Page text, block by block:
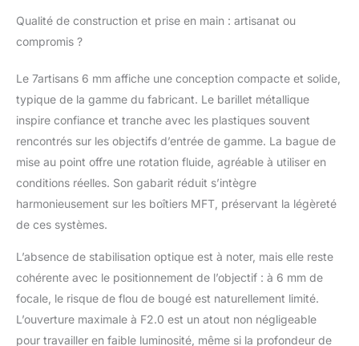
d'un grand angle et
nettes et lumineuses, et
renforce l'effet
rend idéal pour la
photographie de nuit.
【Mise au point ultra-
rapprochée à 0,1 m】
Avec une distance de
mise au point minimale
F2.0 permet de réaliser
facilement des gros
plans saisissants et
conservant la distorsion
Qualité de construction et prise en main : artisanat ou
compromis ?
Le 7artisans 6 mm affiche une conception compacte et solide,
typique de la gamme du fabricant. Le barillet métallique
inspire confiance et tranche avec les plastiques souvent
rencontrés sur les objectifs d’entrée de gamme. La bague de
mise au point offre une rotation fluide, agréable à utiliser en
conditions réelles. Son gabarit réduit s’intègre
harmonieusement sur les boîtiers MFT, préservant la légèreté
de ces systèmes.
L’absence de stabilisation optique est à noter, mais elle reste
cohérente avec le positionnement de l’objectif : à 6 mm de
focale, le risque de flou de bougé est naturellement limité.
L’ouverture maximale à F2.0 est un atout non négligeable
pour travailler en faible luminosité, même si la profondeur de